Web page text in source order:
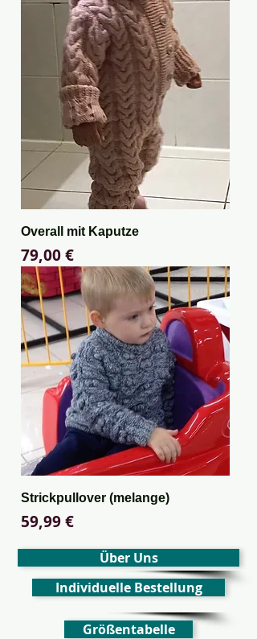
Overall mit Kaputze
Preis
79,00 €
Strickpullover (melange)
Preis
59,99 €
Über Uns
Individuelle Bestellung
Größentabelle